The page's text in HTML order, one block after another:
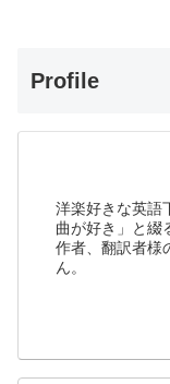
Profile
洋楽好きな英語
曲が好き」と綴
作者、翻訳者様
ん。